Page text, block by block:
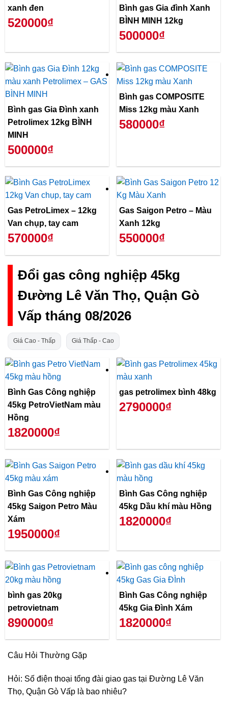
xanh đen
520000₫
Bình gas Gia đình Xanh
BÌNH MINH 12kg
500000₫
Bình gas Gia Đình xanh
Petrolimex 12kg BÌNH
MINH
500000₫
Bình gas COMPOSITE
Miss 12kg màu Xanh
580000₫
Gas PetroLimex – 12kg
Van chụp, tay cam
570000₫
Gas Saigon Petro – Màu
Xanh 12kg
550000₫
Đổi gas công nghiệp 45kg
Đường Lê Văn Thọ, Quận Gò
Vấp tháng 08/2026
Giá Cao - Thấp Giá Thấp - Cao
Bình Gas Công nghiệp
45kg PetroVietNam màu
Hồng
1820000₫
gas petrolimex bình 48kg
2790000₫
Bình Gas Công nghiệp
45kg Saigon Petro Màu
Xám
1950000₫
Bình Gas Công nghiệp
45kg Dầu khí màu Hồng
1820000₫
bình gas 20kg
petrovietnam
890000₫
Bình Gas Công nghiệp
45kg Gia Đình Xám
1820000₫
Câu Hỏi Thường Gặp
Hỏi: Số điện thoại tổng đài giao gas tại Đường Lê Văn
Thọ, Quận Gò Vấp là bao nhiêu?